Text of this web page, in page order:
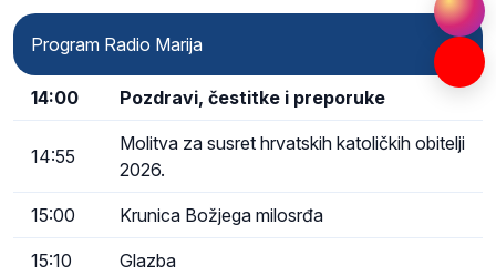
Program Radio Marija
14:00 Pozdravi, čestitke i preporuke
14:55
Molitva za susret hrvatskih katoličkih obitelji
2026.
15:00 Krunica Božjega milosrđa
15:10 Glazba